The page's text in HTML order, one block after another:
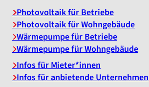
Photovoltaik für Betriebe
Photovoltaik für Wohngebäude
Wärmepumpe für Betriebe
Wärmepumpe für Wohngebäude
Infos für Mieter*innen
Infos für anbietende Unternehmen